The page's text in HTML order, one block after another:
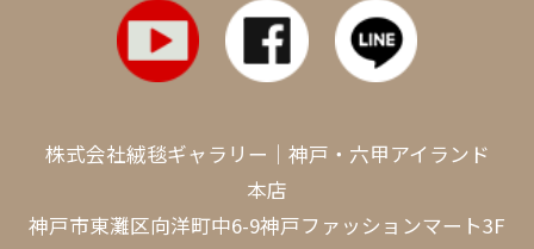
株式会社絨毯ギャラリー｜神戸・六甲アイランド
本店
神戸市東灘区向洋町中6-9神戸ファッションマート3F